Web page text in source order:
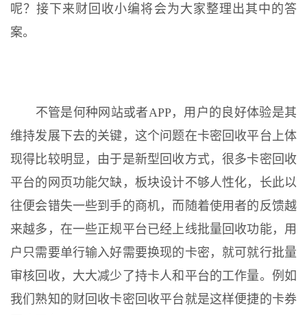
呢？接下来财回收小编将会为大家整理出其中的答
案。
不管是何种网站或者APP，用户的良好体验是其
维持发展下去的关键，这个问题在卡密回收平台上体
现得比较明显，由于是新型回收方式，很多卡密回收
平台的网页功能欠缺，板块设计不够人性化，长此以
往便会错失一些到手的商机，而随着使用者的反馈越
来越多，在一些正规平台已经上线批量回收功能，用
户只需要单行输入好需要换现的卡密，就可就行批量
审核回收，大大减少了持卡人和平台的工作量。例如
我们熟知的财回收卡密回收平台就是这样便捷的卡券